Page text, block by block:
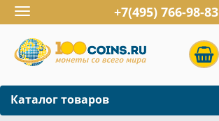
Toggle
navigation
+7(495) 766-98-83
Каталог товаров